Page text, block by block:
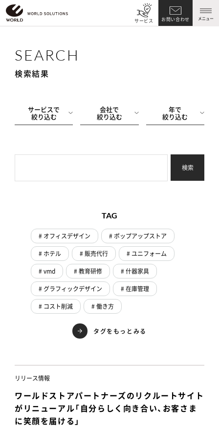
サービス お問い合わせ メニュー
SEARCH
検索結果
サービスで
絞り込む
会社で
絞り込む
年で
絞り込む
検索
TAG
# オフィスデザイン
# ポップアップストア
# ホテル
# 販売代行
# ユニフォーム
# vmd
# 教育研修
# 什器家具
# グラフィックデザイン
# 在庫管理
# コスト削減
# 働き方
タグをもっとみる
リリース情報
ワールドストアパートナーズのリクルートサイト
がリニューアル「自分らしく向き合い、お客さま
に笑顔を届ける」